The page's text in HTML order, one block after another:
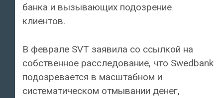
банка и вызывающих подозрение
клиентов.
В феврале SVT заявила со ссылкой на
собственное расследование, что Swedbank
подозревается в масштабном и
систематическом отмывании денег,